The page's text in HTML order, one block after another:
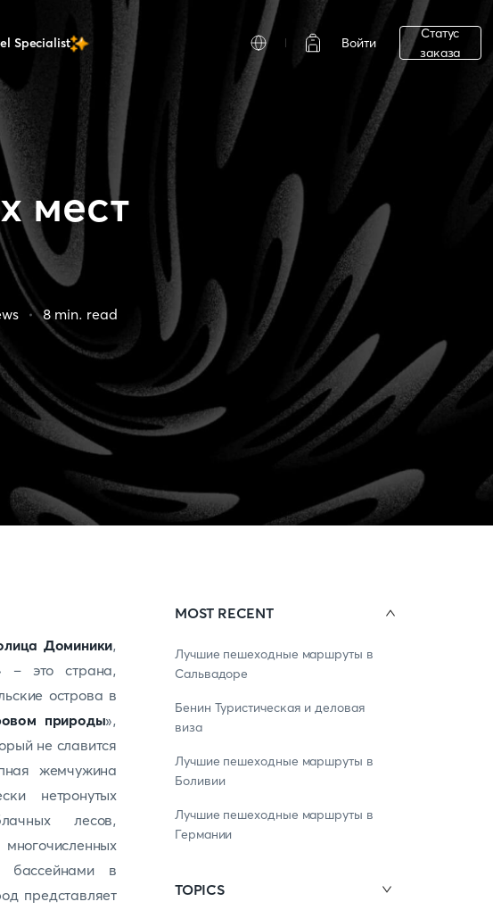
Specialist Войти
Статус
заказа
мест
8min. read
Доминики,
– это страна,
острова в
природы»,
не славится
жемчужина
нетронутых
лесов,
бассейнами в
представляет
MOST RECENT
Лучшие пешеходные маршруты в
Сальвадоре
Бенин Туристическая и деловая
виза
Лучшие пешеходные маршруты в
Боливии
Лучшие пешеходные маршруты в
Германии
TOPICS